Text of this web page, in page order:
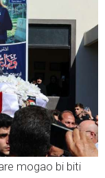
mogao bi biti